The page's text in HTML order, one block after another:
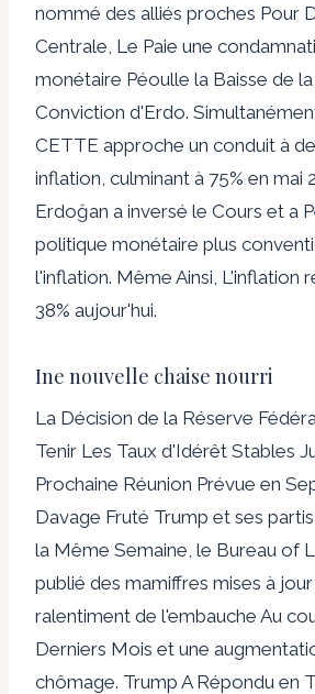
nommé des alliés proches Pour
Centrale, Le Paie une
monétaire Péoulle la Baisse de
Conviction d'Erdo.
CETTE approche un conduit à
inflation, culminant à 75% en mai
Erdoğan a inversé le Cours et a
politique monétaire plus
l'inflation. Même Ainsi, L'inflation
38% aujour'hui.
Ine nouvelle chaise nourri
La Décision de la Réserve
Tenir Les Taux d'Idérêt Stables
Prochaine Réunion Prévue en
Davage Fruté Trump et ses
la Même Semaine, le Bureau of
publié des mamiffres mises à
ralentiment de l'embauche Au
Derniers Mois et une
chômage. Trump A Répondu en